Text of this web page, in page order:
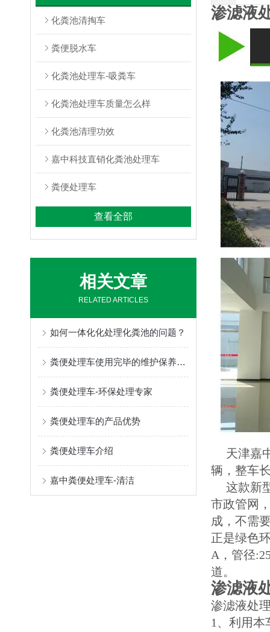
化粪池清掏车
粪便脱水车
化粪池处理车-吸粪车
化粪池处理车质量怎么样
化粪池清理功效
嘉中科技直销化粪池处理车
粪便处理车
查看全部
相关文章
RELATED ARTICLES
如何一体化化处理化粪池的问题？
粪便处理车使用完毕的维护保养工作，你知道多少？
粪便处理车-环保处理专家
粪便处理车的产品优势
粪便处理车介绍
嘉中粪便处理车-清洁
渗滤液
天津嘉中
辆，整车
这款新型
市政管网
成，不需
正是绿色
A，管径
道。
渗滤液
渗滤液处
1、利用